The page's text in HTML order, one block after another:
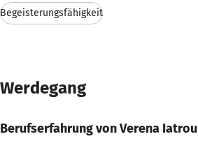
Begeisterungsfähigkeit
Werdegang
Berufserfahrung von Verena Iatrou